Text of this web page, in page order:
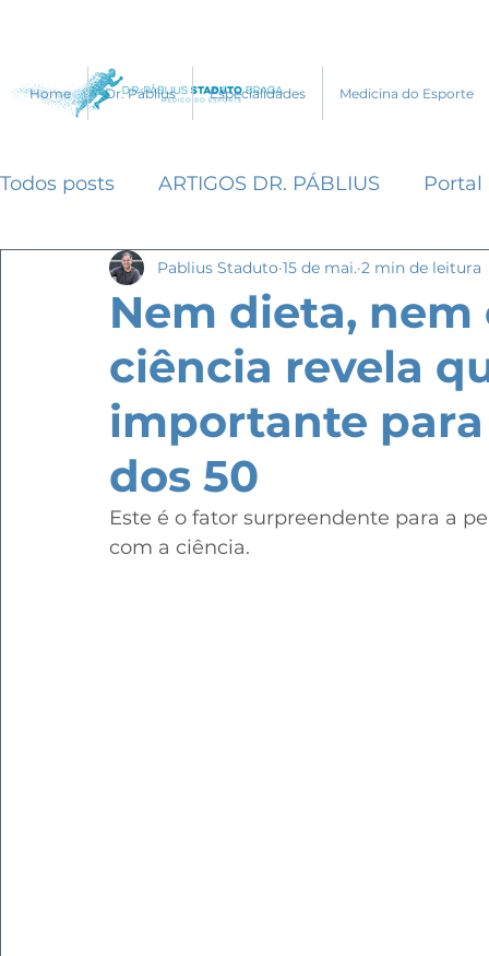
Home Dr. Páblius Especialidades Medicina do Esporte
Todos posts ARTIGOS DR. PÁBLIUS Portal
Portal Ativo Portal WebRun Portal
Portal Smart Fit Portal Yahoo Portal
Outros Eu Atleta Veja
Nem dieta, nem
ciência revela
importante
dos 50
Pablius Staduto 15 de mai. 2 min de leitura
Este é o fator surpreendente para a
com a ciência.